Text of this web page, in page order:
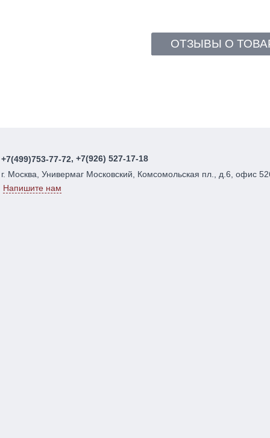
ОТЗЫВЫ О
+7(499)753-77-72, +7(926) 527-17-18
г. Москва, Универмаг Московский, Комсомольская пл., д.6, офис
Напишите нам